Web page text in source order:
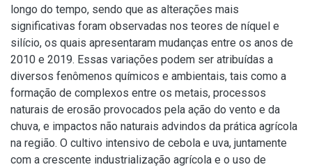
longo do tempo, sendo que as alterações mais
significativas foram observadas nos teores de níquel e
silício, os quais apresentaram mudanças entre os anos de
2010 e 2019. Essas variações podem ser atribuídas a
diversos fenômenos químicos e ambientais, tais como a
formação de complexos entre os metais, processos
naturais de erosão provocados pela ação do vento e da
chuva, e impactos não naturais advindos da prática agrícola
na região. O cultivo intensivo de cebola e uva, juntamente
com a crescente industrialização agrícola e o uso de